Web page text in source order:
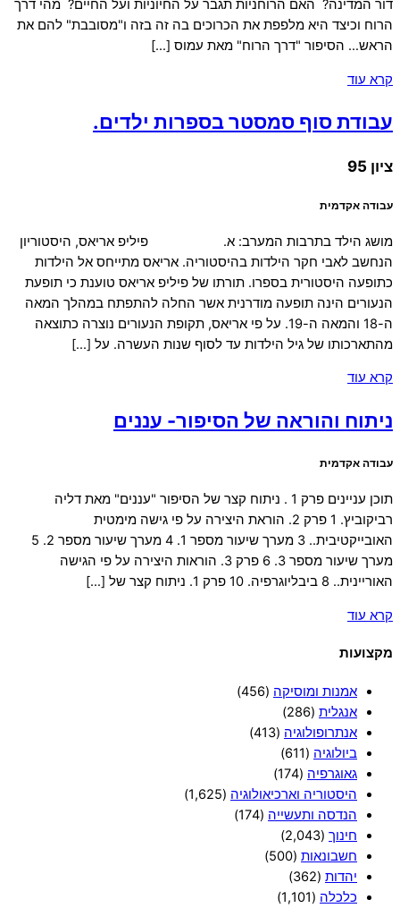
דור המדינה? האם הרוחניות תגבר על החיוניות ועל החיים? מהי דרך
הרוח וכיצד היא מלפפת את הכרוכים בה זה בזה ו"מסובבת" להם את
הראש… הסיפור "דרך הרוח" מאת עמוס […]
קרא עוד
עבודת סוף סמסטר בספרות ילדים.
ציון 95
עבודה אקדמית
מושג הילד בתרבות המערב: א. פיליפ אריאס, היסטוריון
הנחשב לאבי חקר הילדות בהיסטוריה. אריאס מתייחס אל הילדות
כתופעה היסטורית בספרו. תורתו של פיליפ אריאס טוענת כי תופעת
הנעורים הינה תופעה מודרנית אשר החלה להתפתח במהלך המאה
ה-18 והמאה ה-19. על פי אריאס, תקופת הנעורים נוצרה כתוצאה
מהתארכותו של גיל הילדות עד לסוף שנות העשרה. על […]
קרא עוד
ניתוח והוראה של הסיפור- עננים
עבודה אקדמית
תוכן עניינים פרק 1 . ניתוח קצר של הסיפור "עננים" מאת דליה
רביקוביץ. 1 פרק 2. הוראת היצירה על פי גישה מימטית
האובייקטיבית.. 3 מערך שיעור מספר 1. 4 מערך שיעור מספר 2. 5
מערך שיעור מספר 3. 6 פרק 3. הוראות היצירה על פי הגישה
האוריינית.. 8 ביבליוגרפיה. 10 פרק 1. ניתוח קצר של […]
קרא עוד
מקצועות
אמנות ומוסיקה (456)
אנגלית (286)
אנתרופולוגיה (413)
ביולוגיה (611)
גאוגרפיה (174)
היסטוריה וארכיאולוגיה (1,625)
הנדסה ותעשייה (174)
חינוך (2,043)
חשבונאות (500)
יהדות (362)
כלכלה (1,101)